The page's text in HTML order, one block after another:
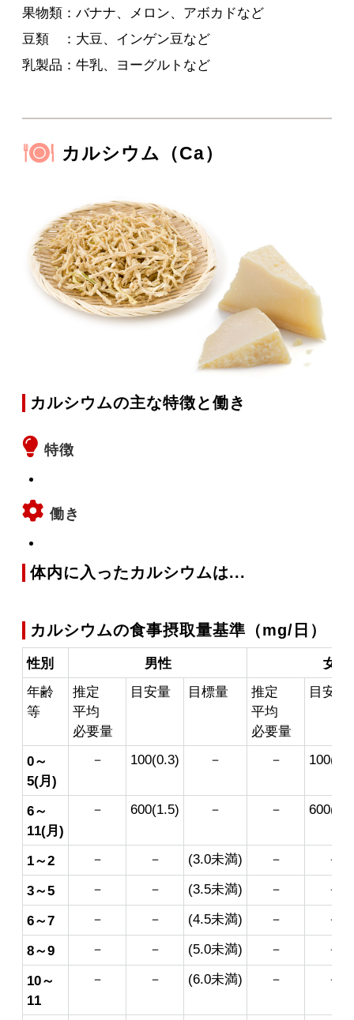
果物類：バナナ、メロン、アボカドなど
豆類 ：大豆、インゲン豆など
乳製品：牛乳、ヨーグルトなど
カルシウム（Ca）
カルシウムの主な特徴と働き
特徴
働き
体内に入ったカルシウムは...
カルシウムの食事摂取量基準（mg/日）
性別 男性
女性
年齢
等
推定
平均
必要量
目安量 目標量
推定
平均
必要量
目安量
0～
5(月)
－ 100(0.3) － －
6～
11(月)
－ 600(1.5) － －
1～2 － － (3.0未満) － －
3～5 － － (3.5未満) － －
6～7 － － (4.5未満) － －
8～9 － － (5.0未満) － －
10～
11
－ － (6.0未満) － －